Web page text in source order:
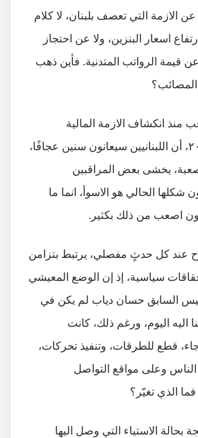
الازمة التي تعصف بلبنان، لا كلام
اسعار البنزين، ولا عن احتجاز
قيمة الرواتب المتدنية. فأين ذهب
منذ انكشاف الازمة المالية
والاقتصادية عام ٢٠١٩، أن اللبنانيين سيعانون سنين عجافًا،
يخشى بعض المراقبين
شكلها الحالي هو الاسوأ، انما ما
اصعب من ذلك بكثير.
عند كل حدثٍ مفصلي، يرتبط بتزامن
سياسية، إذ إن الوضع المعيشي
السابق حسان دياب لم يكن في
اليه اليوم، ورغم ذلك، كانت
قطع للطرقات، وتنفيذ تحركات،
وعلى مواقع التواصل
فما الذي تغيّر؟
بحالة الاستياء التي وصل اليها